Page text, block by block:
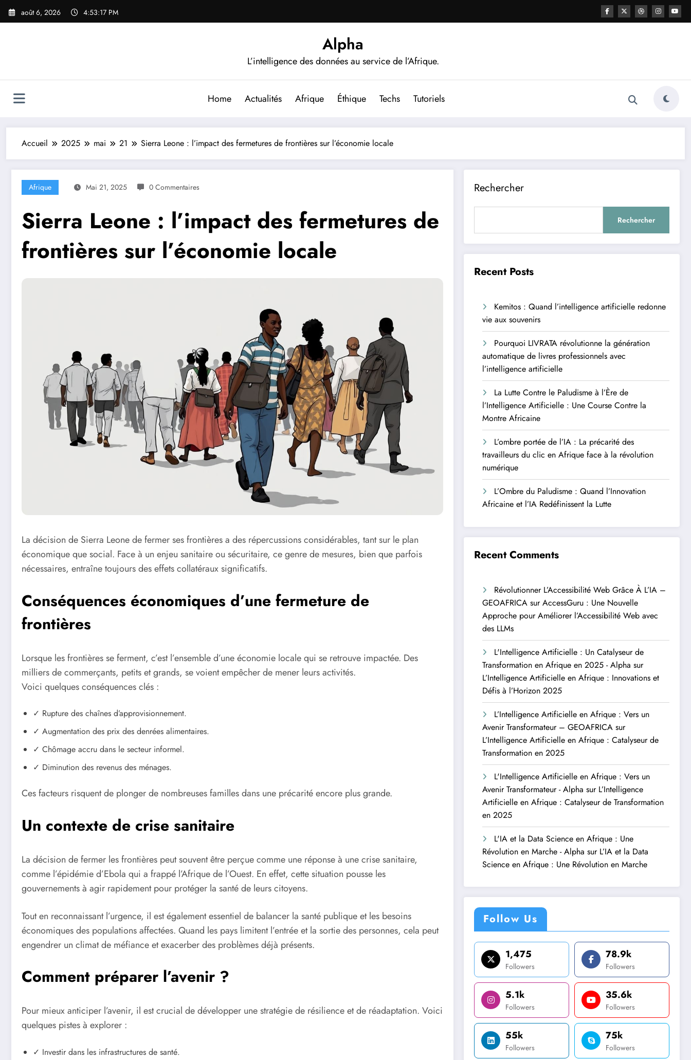
Aller
août 6, 2026 4:53:19 PM
Alpha
L’intelligence des données au service de l’Afrique.
Home Actualités Afrique Éthique Techs Tutoriels
Accueil 2025 mai 21 Sierra Leone : l’impact des fermetures de frontières sur l’économie locale
Afrique Mai 21, 2025 0 Commentaires
Sierra Leone : l’impact des fermetures de
frontières sur l’économie locale
La décision de Sierra Leone de fermer ses frontières a des répercussions considérables, tant sur le plan
économique que social. Face à un enjeu sanitaire ou sécuritaire, ce genre de mesures, bien que parfois
nécessaires, entraîne toujours des effets collatéraux significatifs.
Conséquences économiques d’une fermeture de
frontières
Lorsque les frontières se ferment, c’est l’ensemble d’une économie locale qui se retrouve impactée. Des
milliers de commerçants, petits et grands, se voient empêcher de mener leurs activités.
Voici quelques conséquences clés :
✓ Rupture des chaînes d’approvisionnement.
✓ Augmentation des prix des denrées alimentaires.
✓ Chômage accru dans le secteur informel.
✓ Diminution des revenus des ménages.
Ces facteurs risquent de plonger de nombreuses familles dans une précarité encore plus grande.
Un contexte de crise sanitaire
La décision de fermer les frontières peut souvent être perçue comme une réponse à une crise sanitaire,
comme l’épidémie d’Ebola qui a frappé l’Afrique de l’Ouest. En effet, cette situation pousse les
gouvernements à agir rapidement pour protéger la santé de leurs citoyens.
Tout en reconnaissant l’urgence, il est également essentiel de balancer la santé publique et les besoins
économiques des populations affectées. Quand les pays limitent l’entrée et la sortie des personnes, cela peut
engendrer un climat de méfiance et exacerber des problèmes déjà présents.
Comment préparer l’avenir ?
Pour mieux anticiper l’avenir, il est crucial de développer une stratégie de résilience et de réadaptation. Voici
quelques pistes à explorer :
✓ Investir dans les infrastructures de santé.
Rechercher
Rechercher
Recent Posts
Kemitos : Quand l’intelligence artificielle redonne
vie aux souvenirs
Pourquoi LIVRATA révolutionne la génération
automatique de livres professionnels avec
l’intelligence artificielle
La Lutte Contre le Paludisme à l’Ère de
l’Intelligence Artificielle : Une Course Contre la
Montre Africaine
L’ombre portée de l’IA : La précarité des
travailleurs du clic en Afrique face à la révolution
numérique
L’Ombre du Paludisme : Quand l’Innovation
Africaine et l’IA Redéfinissent la Lutte
Recent Comments
Révolutionner L’Accessibilité Web Grâce À L’IA –
GEOAFRICA surAccessGuru : Une Nouvelle
Approche pour Améliorer l’Accessibilité Web avec
des LLMs
L'Intelligence Artificielle : Un Catalyseur de
Transformation en Afrique en 2025 - Alpha sur
L’Intelligence Artificielle en Afrique : Innovations et
Défis à l’Horizon 2025
L’Intelligence Artificielle en Afrique : Vers un
Avenir Transformateur – GEOAFRICA sur
L’Intelligence Artificielle en Afrique : Catalyseur de
Transformation en 2025
L'Intelligence Artificielle en Afrique : Vers un
Avenir Transformateur - Alpha sur L’Intelligence
Artificielle en Afrique : Catalyseur de Transformation
en 2025
L'IA et la Data Science en Afrique : Une
Révolution en Marche - Alpha sur L’IA et la Data
Science en Afrique : Une Révolution en Marche
Follow Us
1,475
Followers
78.9k
Followers
5.1k
Followers
35.6k
Followers
55k
Followers
75k
Followers